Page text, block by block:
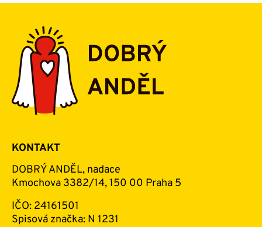
KONTAKT
DOBRÝ ANDĚL, nadace
Kmochova 3382/14, 150 00 Praha 5
IČO: 24161501
Spisová značka: N 1231